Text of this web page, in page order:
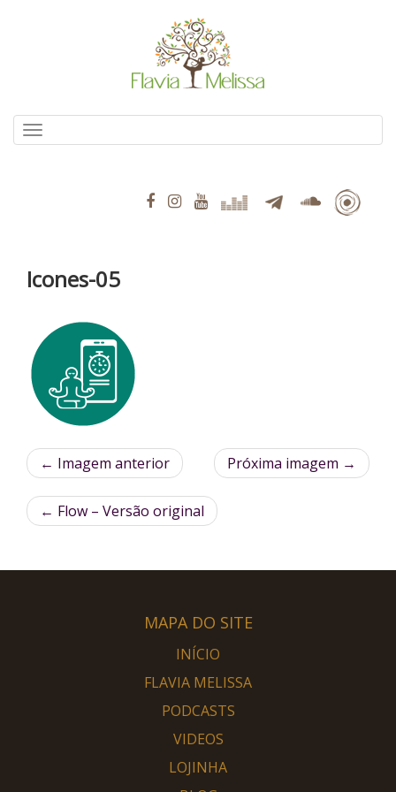
Icones-05
← Imagem anterior Próxima imagem →
← Flow – Versão original
MAPA DO SITE
INÍCIO
FLAVIA MELISSA
PODCASTS
VIDEOS
LOJINHA